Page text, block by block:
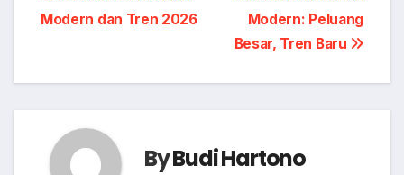
navigation
Modern: Peluang
Besar, Tren Baru
Modern dan Tren 2026
ByBudi Hartono